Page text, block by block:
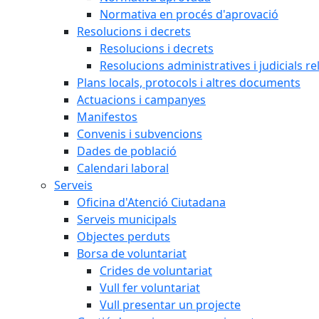
Normativa en procés d'aprovació
Resolucions i decrets
Resolucions i decrets
Resolucions administratives i judicials
Plans locals, protocols i altres documents
Actuacions i campanyes
Manifestos
Convenis i subvencions
Dades de població
Calendari laboral
Serveis
Oficina d'Atenció Ciutadana
Serveis municipals
Objectes perduts
Borsa de voluntariat
Crides de voluntariat
Vull fer voluntariat
Vull presentar un projecte